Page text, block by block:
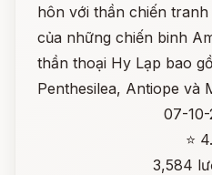
hôn với thần chiến
của những chiến binh
thần thoại Hy Lạp bao
Penthesilea, Antiope và
07-
⭐
3,584